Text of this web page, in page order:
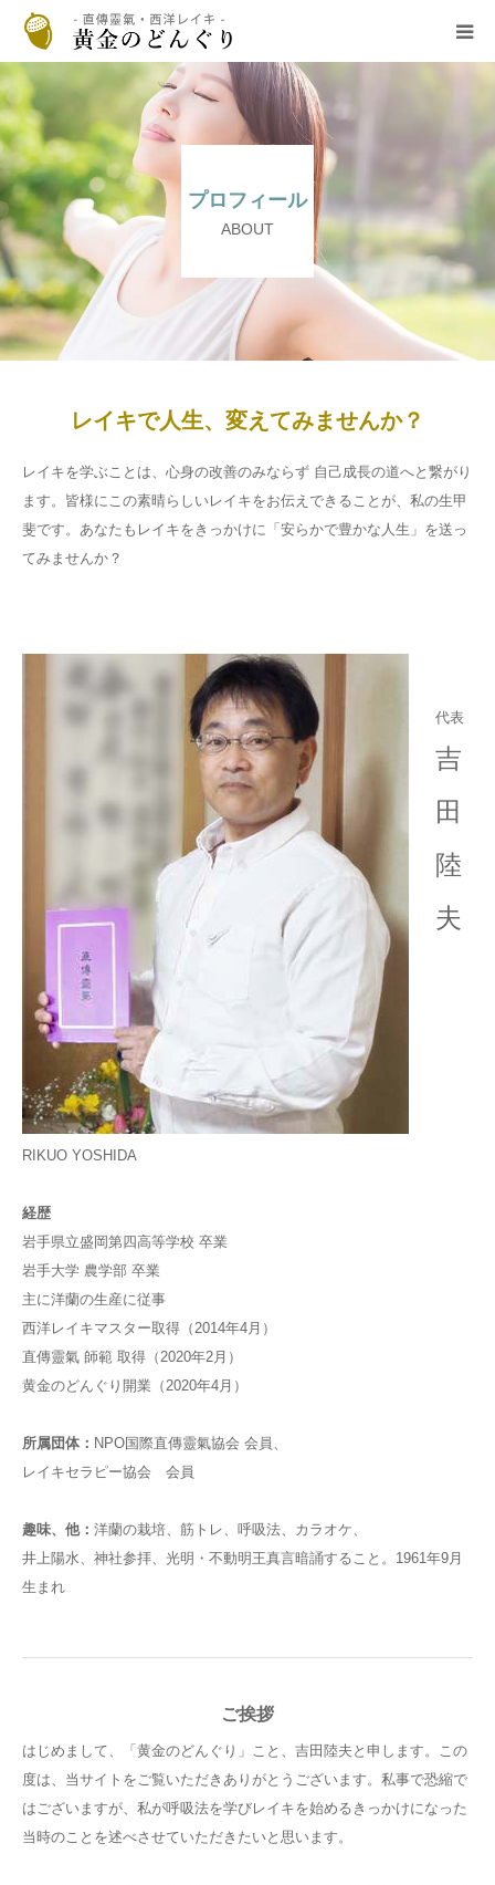
プロフィール
ABOUT
レイキで人生、変えてみませんか？
レイキを学ぶことは、心身の改善のみならず 自己成長の道へと繋がり
ます。 皆様にこの素晴らしいレイキをお伝えできることが、私の生甲
斐です。 あなたもレイキをきっかけに「安らかで豊かな人生」を送っ
てみませんか？
代表
吉
田
陸
夫
RIKUO YOSHIDA
経歴
岩手県立盛岡第四高等学校 卒業
岩手大学 農学部 卒業
主に洋蘭の生産に従事
西洋レイキマスター取得（2014年4月）
直傳靈氣 師範 取得（2020年2月）
黄金のどんぐり開業（2020年4月）
所属団体： NPO国際直傳靈氣協会 会員、
レイキセラピー協会 会員
趣味、他： 洋蘭の栽培、筋トレ、呼吸法、カラオケ、
井上陽水、神社参拝、光明・不動明王真言暗誦すること。1961年9月
生まれ
ご挨拶
はじめまして、「黄金のどんぐり」こと、吉田陸夫と申します。この
度は、当サイトをご覧いただきありがとうございます。私事で恐縮で
はございますが、私が呼吸法を学びレイキを始めるきっかけになった
当時のことを述べさせていただきたいと思います。
HOME
プロフィール
レイキについて
お客様の声